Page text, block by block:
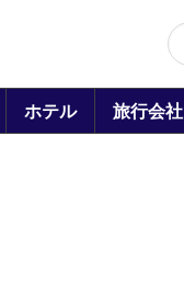
ホテル 旅行会社